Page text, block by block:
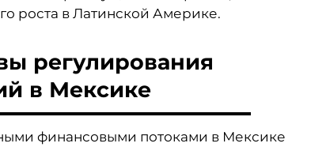
роста в Латинской Америке.
регулирования
в Мексике
финансовыми потоками в Мексике